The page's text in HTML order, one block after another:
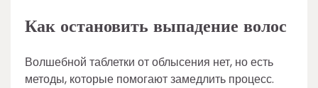
Как остановить выпадение волос
Волшебной таблетки от облысения нет, но есть
методы, которые помогают замедлить процесс.